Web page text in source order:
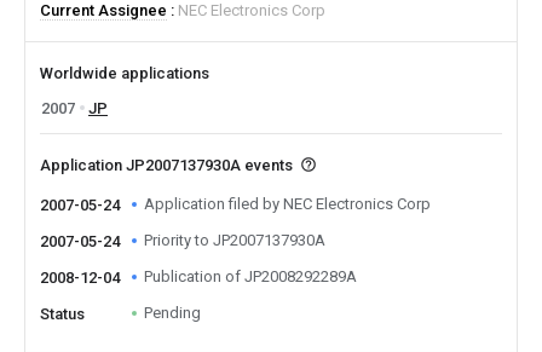
Current Assignee
NEC Electronics Corp
Worldwide applications
2007
JP
Application JP2007137930A events
2007-05-24 Application filed by NEC Electronics Corp
2007-05-24 Priority to JP2007137930A
2008-12-04 Publication of JP2008292289A
Status Pending